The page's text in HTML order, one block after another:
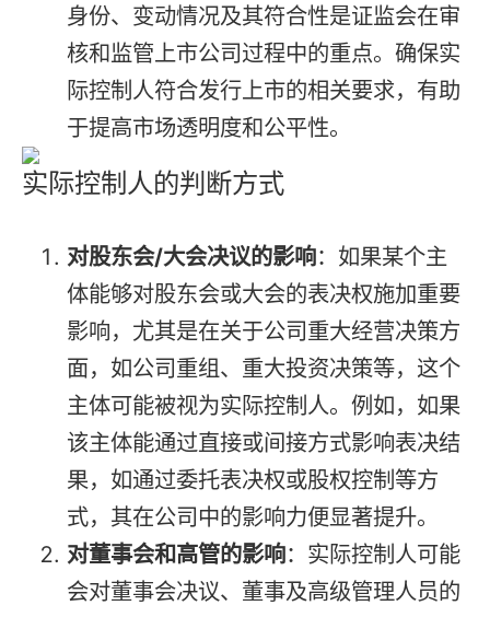
身份、变动情况及其符合性是证监会在审
核和监管上市公司过程中的重点。确保实
际控制人符合发行上市的相关要求，有助
于提高市场透明度和公平性。
实际控制人的判断方式
对股东会/大会决议的影响：如果某个主
体能够对股东会或大会的表决权施加重要
影响，尤其是在关于公司重大经营决策方
面，如公司重组、重大投资决策等，这个
主体可能被视为实际控制人。例如，如果
该主体能通过直接或间接方式影响表决结
果，如通过委托表决权或股权控制等方
式，其在公司中的影响力便显著提升。
对董事会和高管的影响：实际控制人可能
会对董事会决议、董事及高级管理人员的